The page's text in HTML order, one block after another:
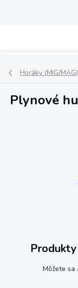
Horáky (MIG/
Plynové
Môžete sa